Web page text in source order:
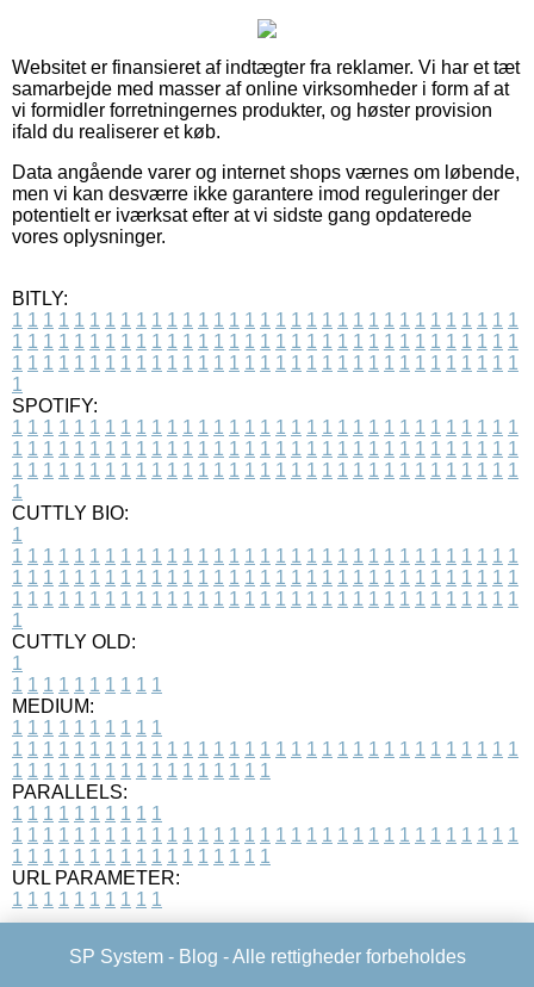
Websitet er finansieret af indtægter fra reklamer. Vi har et tæt
samarbejde med masser af online virksomheder i form af at
vi formidler forretningernes produkter, og høster provision
ifald du realiserer et køb.
Data angående varer og internet shops værnes om løbende,
men vi kan desværre ikke garantere imod reguleringer der
potentielt er iværksat efter at vi sidste gang opdaterede
vores oplysninger.
BITLY:
1 1 1 1 1 1 1 1 1 1 1 1 1 1 1 1 1 1 1 1 1 1 1 1 1 1 1 1 1 1 1 1 1
1 1 1 1 1 1 1 1 1 1 1 1 1 1 1 1 1 1 1 1 1 1 1 1 1 1 1 1 1 1 1 1 1
1 1 1 1 1 1 1 1 1 1 1 1 1 1 1 1 1 1 1 1 1 1 1 1 1 1 1 1 1 1 1 1 1
1
SPOTIFY:
1 1 1 1 1 1 1 1 1 1 1 1 1 1 1 1 1 1 1 1 1 1 1 1 1 1 1 1 1 1 1 1 1
1 1 1 1 1 1 1 1 1 1 1 1 1 1 1 1 1 1 1 1 1 1 1 1 1 1 1 1 1 1 1 1 1
1 1 1 1 1 1 1 1 1 1 1 1 1 1 1 1 1 1 1 1 1 1 1 1 1 1 1 1 1 1 1 1 1
1
CUTTLY BIO:
1
1 1 1 1 1 1 1 1 1 1 1 1 1 1 1 1 1 1 1 1 1 1 1 1 1 1 1 1 1 1 1 1 1
1 1 1 1 1 1 1 1 1 1 1 1 1 1 1 1 1 1 1 1 1 1 1 1 1 1 1 1 1 1 1 1 1
1 1 1 1 1 1 1 1 1 1 1 1 1 1 1 1 1 1 1 1 1 1 1 1 1 1 1 1 1 1 1 1 1
1
CUTTLY OLD:
1
1 1 1 1 1 1 1 1 1 1
MEDIUM:
1 1 1 1 1 1 1 1 1 1
1 1 1 1 1 1 1 1 1 1 1 1 1 1 1 1 1 1 1 1 1 1 1 1 1 1 1 1 1 1 1 1 1
1 1 1 1 1 1 1 1 1 1 1 1 1 1 1 1 1
PARALLELS:
1 1 1 1 1 1 1 1 1 1
1 1 1 1 1 1 1 1 1 1 1 1 1 1 1 1 1 1 1 1 1 1 1 1 1 1 1 1 1 1 1 1 1
1 1 1 1 1 1 1 1 1 1 1 1 1 1 1 1 1
URL PARAMETER:
1 1 1 1 1 1 1 1 1 1
SP System - Blog - Alle rettigheder forbeholdes